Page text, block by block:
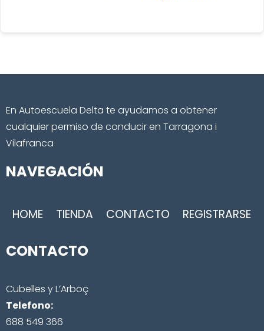
En Autoescuela Delta te ayudamos a obtener
cualquier permiso de conducir en Tarragona i
Vilafranca
NAVEGACIÓN
HOME TIENDA CONTACTO REGISTRARSE
CONTACTO
Cubelles y L’Arboç
Telefono:
688 549 366